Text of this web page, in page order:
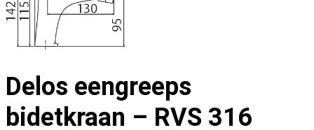
Delos eengreeps
bidetkraan – RVS 316